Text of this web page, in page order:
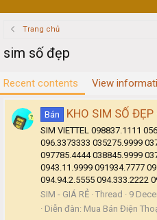
Trang chủ
sim số đẹp
Recent contents View
Bán KHO SIM SỐ
SIM VIETTEL 098837.1111
096.3373333 035275.9999
097785.4444 038845.9999
0943.11.9999 091934.7777
094.94.2.5555 094.333.2222
SIM - GIÁ RẺ Thread 9
Diễn đàn: Mua Bán Điện